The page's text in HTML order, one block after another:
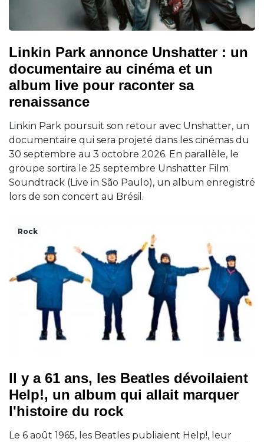
Linkin Park annonce Unshatter : un
documentaire au cinéma et un
album live pour raconter sa
renaissance
Linkin Park poursuit son retour avec Unshatter, un
documentaire qui sera projeté dans les cinémas du
30 septembre au 3 octobre 2026. En parallèle, le
groupe sortira le 25 septembre Unshatter Film
Soundtrack (Live in São Paulo), un album enregistré
lors de son concert au Brésil.
Rock
Il y a 61 ans, les Beatles dévoilaient
Help!, un album qui allait marquer
l'histoire du rock
Le 6 août 1965, les Beatles publiaient Help!, leur